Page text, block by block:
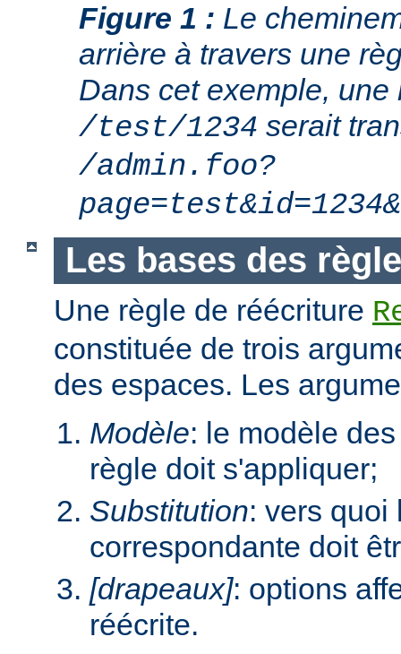
Figure 1 : Le
arrière à travers une
Dans cet exemple, une
/test/1234 serait
/admin.foo?
Les bases des
Une règle de réécriture
constituée de trois
des espaces. Les
Modèle: le modèle
règle doit s'appliquer;
Substitution: vers quoi
correspondante doit
[drapeaux]: options
réécrite.